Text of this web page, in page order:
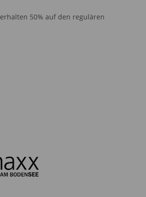
erhalten 50% auf den regulären